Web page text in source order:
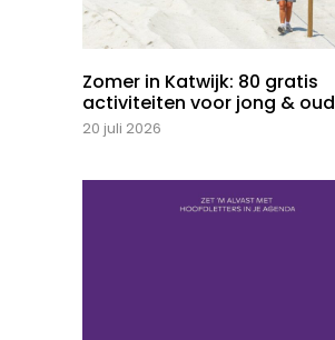
Zomer in Katwijk: 80 gratis
activiteiten voor jong & oud
20 juli 2026